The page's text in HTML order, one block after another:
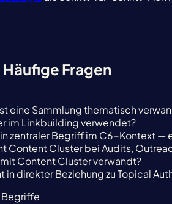
Fragen
eine Sammlung thematisch
im Linkbuilding verwendet?
zentraler Begriff im C6-Kontext —
Content Cluster bei Audits,
Content Cluster verwandt?
in direkter Beziehung zu Topical